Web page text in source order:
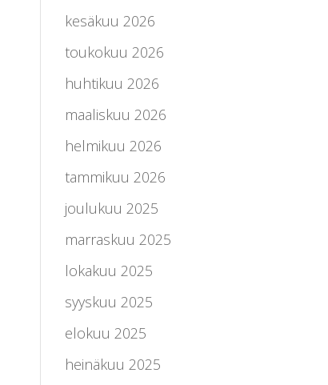
kesäkuu 2026
toukokuu 2026
huhtikuu 2026
maaliskuu 2026
helmikuu 2026
tammikuu 2026
joulukuu 2025
marraskuu 2025
lokakuu 2025
syyskuu 2025
elokuu 2025
heinäkuu 2025